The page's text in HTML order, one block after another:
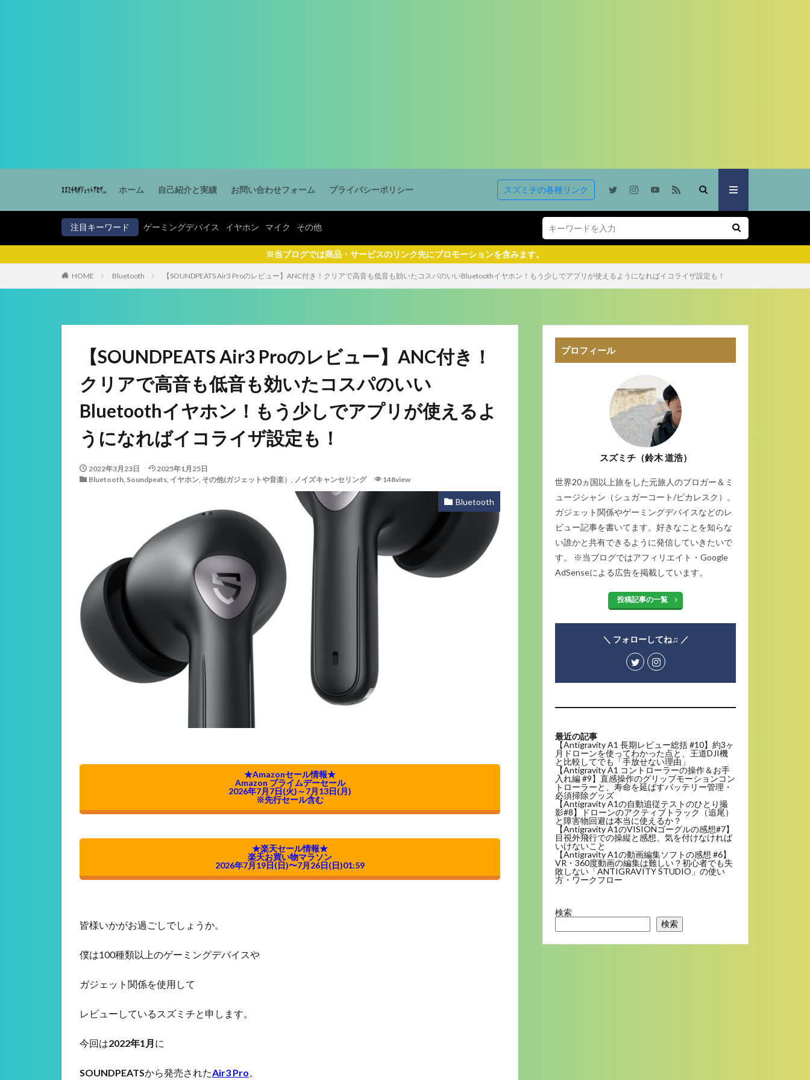
ホーム 自己紹介と実績 お問い合わせフォーム プライバシーポリシー スズミチの各種リンク
注目キーワード ゲーミングデバイス イヤホン マイク その他
※当ブログでは商品・サービスのリンク先にプロモーションを含みます。
HOME Bluetooth 【SOUNDPEATS Air3 Proのレビュー】ANC付き！クリアで高音も低音も効いたコスパのいいBluetoothイヤホン！もう少しでアプリが使えるようになればイコライザ設定も！
【SOUNDPEATS Air3 Proのレビュー】ANC付き！
クリアで高音も低音も効いたコスパのいい
Bluetoothイヤホン！もう少しでアプリが使えるよ
うになればイコライザ設定も！
2022年3月23日
2025年1月25日
Bluetooth, Soundpeats, イヤホン, その他(ガジェットや音楽） , ノイズキャンセリング 148view
Bluetooth
★Amazonセール情報★
Amazon プライムデーセール
2026年7月7日(火)～7月13日(月)
※先行セール含む
★楽天セール情報★
楽天お買い物マラソン
2026年7月19日(日)〜7月26日(日)01:59
皆様いかがお過ごしでしょうか。
僕は100種類以上のゲーミングデバイスや
ガジェット関係を使用して
レビューしているスズミチと申します。
今回は2022年1月 に
SOUNDPEATSから発売されたAir3 Pro
プロフィール
スズミチ（鈴木 道浩）
世界20ヵ国以上旅をした元旅人のブロガー＆ミ
ュージシャン（シュガーコート/ピカレスク）。
ガジェット関係やゲーミングデバイスなどのレ
ビュー記事を書いてます。好きなことを知らな
い誰かと共有できるように発信していきたいで
す。 ※当ブログではアフィリエイト・Google
AdSenseによる広告を掲載しています。
投稿記事の一覧
＼ フォローしてね♫ ／
最近の記事
【Antigravity A1 長期レビュー総括 #10】約3ヶ
月ドローンを使ってわかった点と、王道DJI機
と比較してでも「手放せない理由」
【Antigravity A1 コントローラーの操作＆お手
入れ編 #9】直感操作のグリップモーションコン
トローラーと、寿命を延ばすバッテリー管理・
必須掃除グッズ
【Antigravity A1の自動追従テストのひとり撮
影#8】ドローンのアクティブトラック（追尾）
と障害物回避は本当に使えるか？
【Antigravity A1のVISIONゴーグルの感想#7】
目視外飛行での操縦と感想、気を付けなければ
いけないこと
【Antigravity A1の動画編集ソフトの感想 #6】
VR・360度動画の編集は難しい？初心者でも失
敗しない「ANTIGRAVITY STUDIO」の使い
方・ワークフロー
検索
検索